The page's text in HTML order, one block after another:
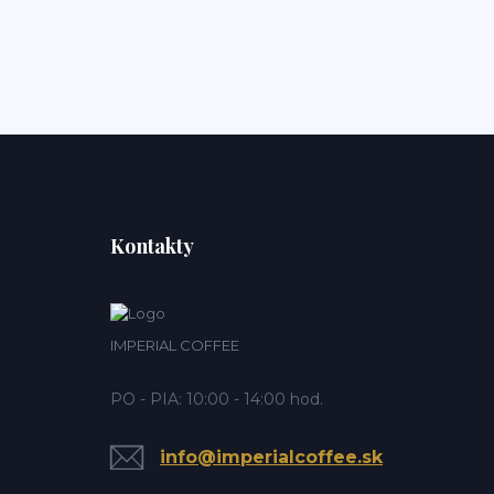
Kontakty
IMPERIAL COFFEE
PO - PIA: 10:00 - 14:00 hod.
info@imperialcoffee.sk